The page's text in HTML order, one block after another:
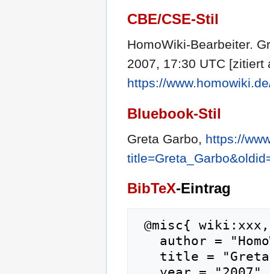
CBE/CSE-Stil
HomoWiki-Bearbeiter.
2007, 17:30 UTC [zitiert
https://
Bluebook-Stil
Greta Garbo, https://
BibTeX-Eintrag